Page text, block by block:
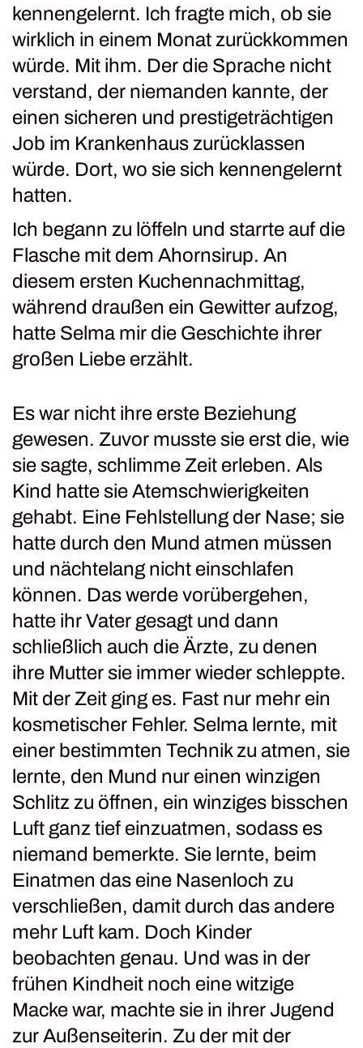
kennengelernt. Ich fragte mich, ob sie
wirklich in einem Monat zurückkommen
würde. Mit ihm. Der die Sprache nicht
verstand, der niemanden kannte, der
einen sicheren und prestigeträchtigen
Job im Krankenhaus zurücklassen
würde. Dort, wo sie sich kennengelernt
hatten.
Ich begann zu löffeln und starrte auf die
Flasche mit dem Ahornsirup. An
diesem ersten Kuchennachmittag,
während draußen ein Gewitter aufzog,
hatte Selma mir die Geschichte ihrer
großen Liebe erzählt.
Es war nicht ihre erste Beziehung
gewesen. Zuvor musste sie erst die, wie
sie sagte, schlimme Zeit erleben. Als
Kind hatte sie Atemschwierigkeiten
gehabt. Eine Fehlstellung der Nase; sie
hatte durch den Mund atmen müssen
und nächtelang nicht einschlafen
können. Das werde vorübergehen,
hatte ihr Vater gesagt und dann
schließlich auch die Ärzte, zu denen
ihre Mutter sie immer wieder schleppte.
Mit der Zeit ging es. Fast nur mehr ein
kosmetischer Fehler. Selma lernte, mit
einer bestimmten Technik zu atmen, sie
lernte, den Mund nur einen winzigen
Schlitz zu öffnen, ein winziges bisschen
Luft ganz tief einzuatmen, sodass es
niemand bemerkte. Sie lernte, beim
Einatmen das eine Nasenloch zu
verschließen, damit durch das andere
mehr Luft kam. Doch Kinder
beobachten genau. Und was in der
frühen Kindheit noch eine witzige
Macke war, machte sie in ihrer Jugend
zur Außenseiterin. Zu der mit der